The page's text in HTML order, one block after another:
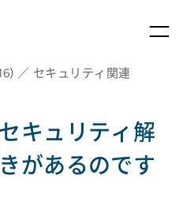
／ セキュリティ関連
キュリティ解
があるのです